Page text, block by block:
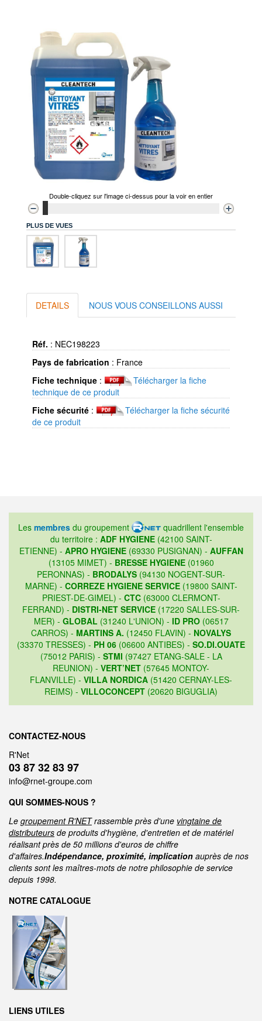
Double-cliquez sur l'image ci-dessus pour la voir en entier
PLUS DE VUES
DETAILS NOUS VOUS CONSEILLONS AUSSI
Réf. : NEC198223
Pays de fabrication : France
Fiche technique :
Télécharger la fiche
technique de ce produit
Fiche sécurité :
Télécharger la fiche sécurité
de ce produit
Les membres du groupement
quadrillent l'ensemble
du territoire : ADF HYGIENE(42100 SAINT-
ETIENNE) - APRO HYGIENE(69330 PUSIGNAN) - AUFFAN
(13105 MIMET) - BRESSE HYGIENE(01960
PERONNAS) - BRODALYS (94130 NOGENT-SUR-
MARNE) - CORREZE HYGIENE SERVICE(19800 SAINT-
PRIEST-DE-GIMEL) - CTC(63000 CLERMONT-
FERRAND) - DISTRI-NET SERVICE (17220 SALLES-SUR-
MER) - GLOBAL (31240 L'UNION) - ID PRO(06517
CARROS) - MARTINS A. (12450 FLAVIN) - NOVALYS
(33370 TRESSES) - PH 06 (06600 ANTIBES) - SO.DI.OUATE
(75012 PARIS) - STMI (97427 ETANG-SALE - LA
REUNION) - VERT’NET (57645 MONTOY-
FLANVILLE) - VILLA NORDICA (51420 CERNAY-LES-
REIMS) - VILLOCONCEPT (20620 BIGUGLIA)
CONTACTEZ-NOUS
R'Net
03 87 32 83 97
info@rnet-groupe.com
QUI SOMMES-NOUS ?
Le groupement R'NETrassemble près d'une vingtaine de
distributeurs de produits d'hygiène, d'entretien et de matériel
réalisant près de 50 millions d'euros de chiffre
d'affaires.Indépendance, proximité, implication auprès de nos
clients sont les maîtres-mots de notre philosophie de service
depuis 1998.
NOTRE CATALOGUE
LIENS UTILES